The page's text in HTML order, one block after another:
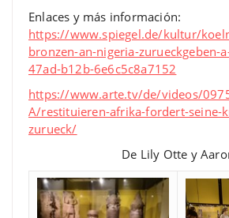
Enlaces y más información:
https://www.spiegel.de/kultur/
bronzen-an-nigeria-zurueckgeben-
47ad-b12b-6e6c5c8a7152
https://www.arte.tv/de/videos/
A/restituieren-afrika-fordert-seine-
zurueck/
De Lily Otte y